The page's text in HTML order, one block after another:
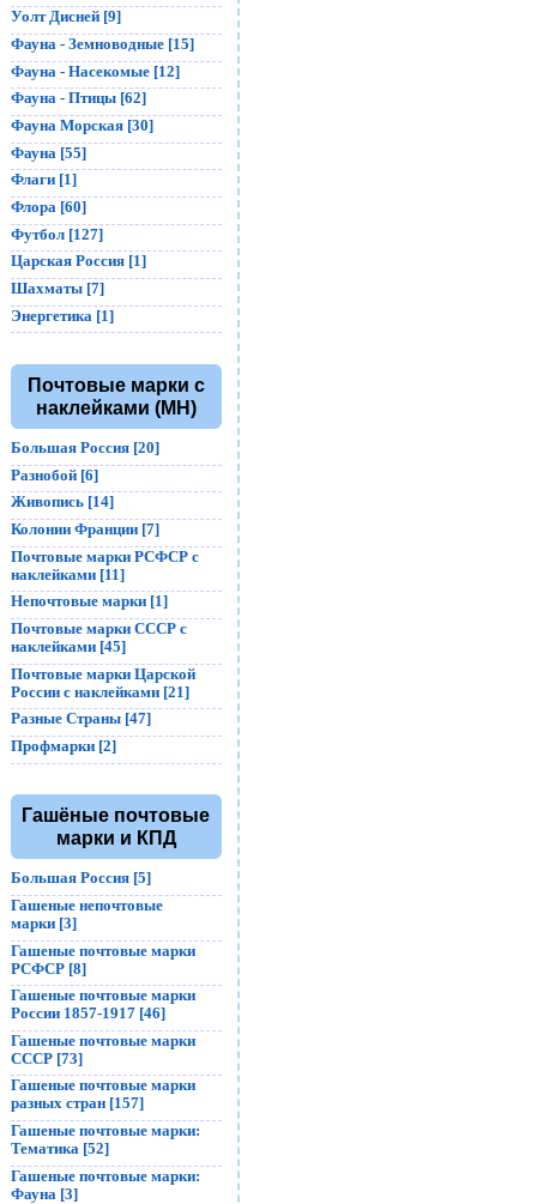
Уолт Дисней [9]
Фауна - Земноводные [15]
Фауна - Насекомые [12]
Фауна - Птицы [62]
Фауна Морская [30]
Фауна [55]
Флаги [1]
Флора [60]
Футбол [127]
Царская Россия [1]
Шахматы [7]
Энергетика [1]
Почтовые марки с
наклейками (MH)
Большая Россия [20]
Разнобой [6]
Живопись [14]
Колонии Франции [7]
Почтовые марки РСФСР с
наклейками [11]
Непочтовые марки [1]
Почтовые марки СССР с
наклейками [45]
Почтовые марки Царской
России с наклейками [21]
Разные Страны [47]
Профмарки [2]
Гашёные почтовые
марки и КПД
Большая Россия [5]
Гашеные непочтовые
марки [3]
Гашеные почтовые марки
РСФСР [8]
Гашеные почтовые марки
России 1857-1917 [46]
Гашеные почтовые марки
СССР [73]
Гашеные почтовые марки
разных стран [157]
Гашеные почтовые марки:
Тематика [52]
Гашеные почтовые марки:
Фауна [3]